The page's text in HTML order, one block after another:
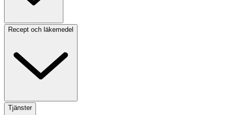
Recept och läkemedel
Tjänster